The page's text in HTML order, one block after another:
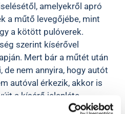
amelyekről apró
a műtő levegőjébe, mint
a kötött pulóverek.
szerint kísérővel
Mert bár a műtét után
de nem annyira, hogy autót
autóval érkezik, akkor is
a kísérő jelenléte.
egy 100%-os UV szűrös